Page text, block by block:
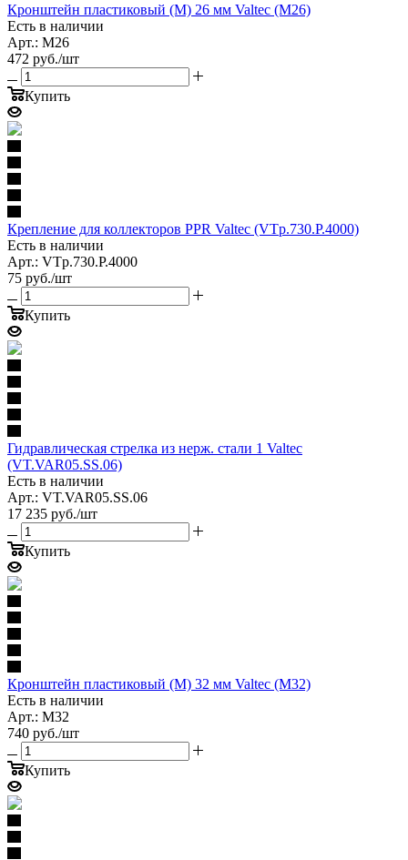
Кронштейн пластиковый (М) 26 мм Valtec (M26)
Есть в наличии
Арт.: M26
472 руб./шт
Купить
Крепление для коллекторов PPR Valtec (VTp.730.P.4000)
Есть в наличии
Арт.: VTp.730.P.4000
75 руб./шт
Купить
Гидравлическая стрелка из нерж. стали 1 Valtec
(VT.VAR05.SS.06)
Есть в наличии
Арт.: VT.VAR05.SS.06
17 235 руб./шт
Купить
Кронштейн пластиковый (М) 32 мм Valtec (M32)
Есть в наличии
Арт.: M32
740 руб./шт
Купить